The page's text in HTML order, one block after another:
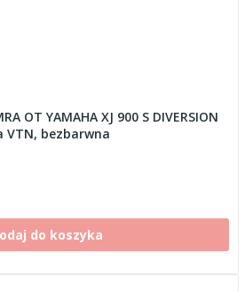
OT YAMAHA XJ 900 S DIVERSION
VTN, bezbarwna
do koszyka